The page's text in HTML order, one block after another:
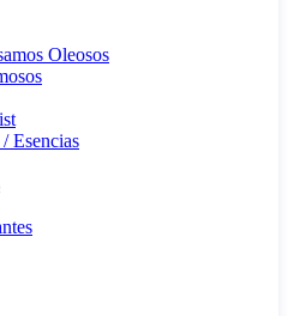
Oleosos
Esencias